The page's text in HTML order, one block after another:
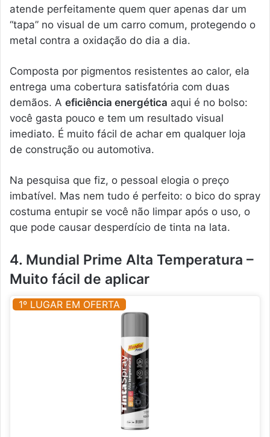
atende perfeitamente quem quer apenas dar um
“tapa” no visual de um carro comum, protegendo o
metal contra a oxidação do dia a dia.
Composta por pigmentos resistentes ao calor, ela
entrega uma cobertura satisfatória com duas
demãos. A eficiência energética aqui é no bolso:
você gasta pouco e tem um resultado visual
imediato. É muito fácil de achar em qualquer loja
de construção ou automotiva.
Na pesquisa que fiz, o pessoal elogia o preço
imbatível. Mas nem tudo é perfeito: o bico do spray
costuma entupir se você não limpar após o uso, o
que pode causar desperdício de tinta na lata.
4. Mundial Prime Alta Temperatura –
Muito fácil de aplicar
1º LUGAR EM OFERTA